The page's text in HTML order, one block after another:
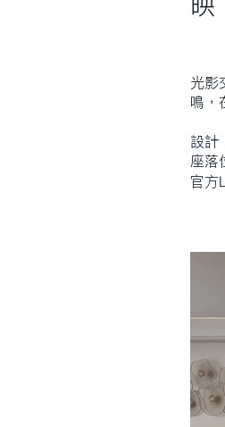
光影
鳴，
設計
座落
官方